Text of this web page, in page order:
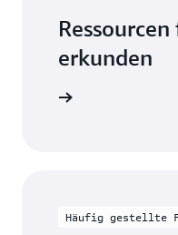
erkunden
Häufig gestellte